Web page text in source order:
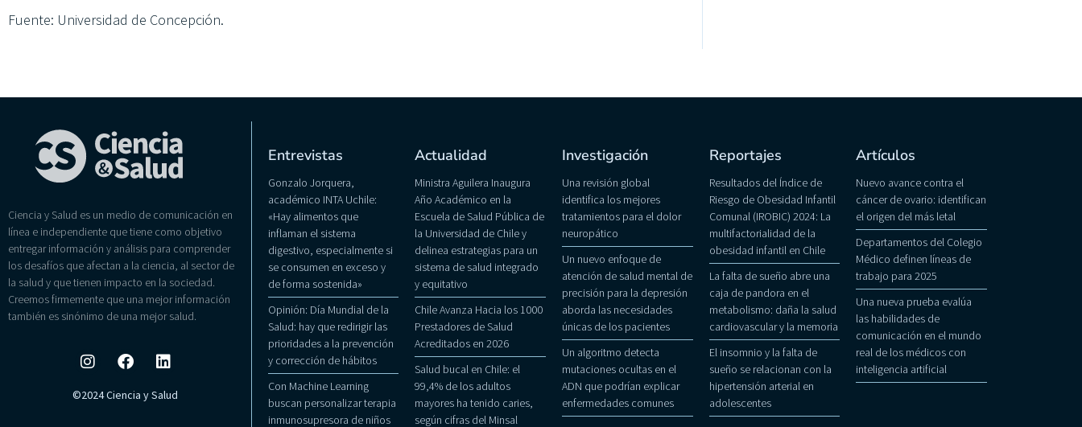
Fuente: Universidad de Concepción.
Ciencia y Salud es un medio de comunicación en
línea e independiente que tiene como objetivo
entregar información y análisis para comprender
los desafíos que afectan a la ciencia, al sector de
la salud y que tienen impacto en la sociedad.
Creemos firmemente que una mejor información
también es sinónimo de una mejor salud.
©2024 Ciencia y Salud
Entrevistas
Gonzalo Jorquera,
académico INTA Uchile:
«Hay alimentos que
inflaman el sistema
digestivo, especialmente si
se consumen en exceso y
de forma sostenida»
Opinión: Día Mundial de la
Salud: hay que redirigir las
prioridades a la prevención
y corrección de hábitos
Con Machine Learning
buscan personalizar terapia
inmunosupresora de niños
Actualidad
Ministra Aguilera Inaugura
Año Académico en la
Escuela de Salud Pública de
la Universidad de Chile y
delinea estrategias para un
sistema de salud integrado
y equitativo
Chile Avanza Hacia los 1000
Prestadores de Salud
Acreditados en 2026
Salud bucal en Chile: el
99,4% de los adultos
mayores ha tenido caries,
según cifras del Minsal
Investigación
Una revisión global
identifica los mejores
tratamientos para el dolor
neuropático
Un nuevo enfoque de
atención de salud mental de
precisión para la depresión
aborda las necesidades
únicas de los pacientes
Un algoritmo detecta
mutaciones ocultas en el
ADN que podrían explicar
enfermedades comunes
Reportajes
Resultados del Índice de
Riesgo de Obesidad Infantil
Comunal (IROBIC) 2024: La
multifactorialidad de la
obesidad infantil en Chile
La falta de sueño abre una
caja de pandora en el
metabolismo: daña la salud
cardiovascular y la memoria
El insomnio y la falta de
sueño se relacionan con la
hipertensión arterial en
adolescentes
Artículos
Nuevo avance contra el
cáncer de ovario: identifican
el origen del más letal
Departamentos del Colegio
Médico definen líneas de
trabajo para 2025
Una nueva prueba evalúa
las habilidades de
comunicación en el mundo
real de los médicos con
inteligencia artificial